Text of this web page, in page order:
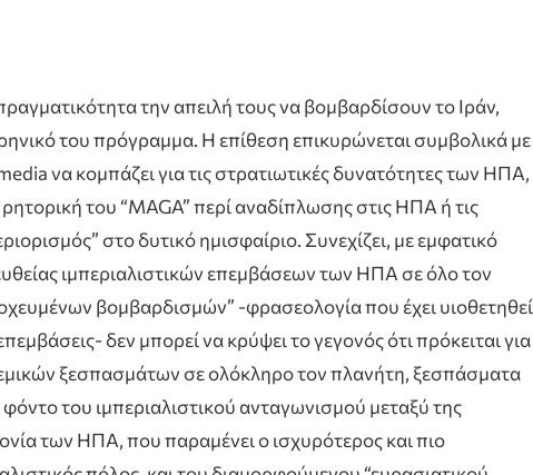
την απειλή τους να βομβαρδίσουν το Ιράν,
του πρόγραμμα. Η επίθεση επικυρώνεται συμβολικά με
να κομπάζει για τις στρατιωτικές δυνατότητες των ΗΠΑ,
του “MAGA” περί αναδίπλωσης στις ΗΠΑ ή τις
στο δυτικό ημισφαίριο. Συνεχίζει, με εμφατικό
ιμπεριαλιστικών επεμβάσεων των ΗΠΑ σε όλο τον
βομβαρδισμών” -φρασεολογία που έχει υιοθετηθεί
δεν μπορεί να κρύψει το γεγονός ότι πρόκειται για
ξεσπασμάτων σε ολόκληρο τον πλανήτη, ξεσπάσματα
του ιμπεριαλιστικού ανταγωνισμού μεταξύ της
των ΗΠΑ, που παραμένει ο ισχυρότερος και πιο